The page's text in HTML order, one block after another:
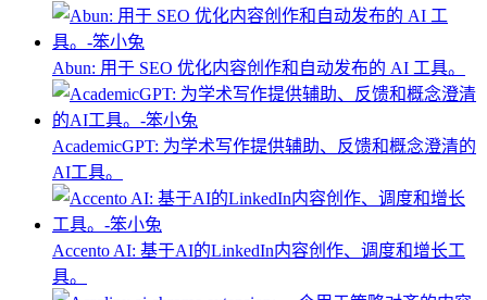
Abun: 用于 SEO 优化内容创作和自动发布的 AI 工具。
AcademicGPT: 为学术写作提供辅助、反馈和概念澄清的
AI工具。
Accento AI: 基于AI的LinkedIn内容创作、调度和增长工
具。